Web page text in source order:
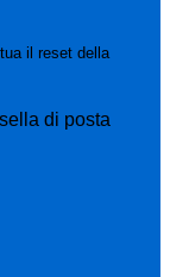
il reset della
di posta